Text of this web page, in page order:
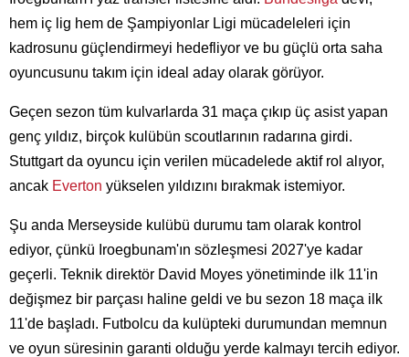
hem iç lig hem de Şampiyonlar Ligi mücadeleleri için
kadrosunu güçlendirmeyi hedefliyor ve bu güçlü orta saha
oyuncusunu takım için ideal aday olarak görüyor.
Geçen sezon tüm kulvarlarda 31 maça çıkıp üç asist yapan
genç yıldız, birçok kulübün scoutlarının radarına girdi.
Stuttgart da oyuncu için verilen mücadelede aktif rol alıyor,
ancak Everton yükselen yıldızını bırakmak istemiyor.
Şu anda Merseyside kulübü durumu tam olarak kontrol
ediyor, çünkü Iroegbunam'ın sözleşmesi 2027'ye kadar
geçerli. Teknik direktör David Moyes yönetiminde ilk 11'in
değişmez bir parçası haline geldi ve bu sezon 18 maça ilk
11'de başladı. Futbolcu da kulüpteki durumundan memnun
ve oyun süresinin garanti olduğu yerde kalmayı tercih ediyor.